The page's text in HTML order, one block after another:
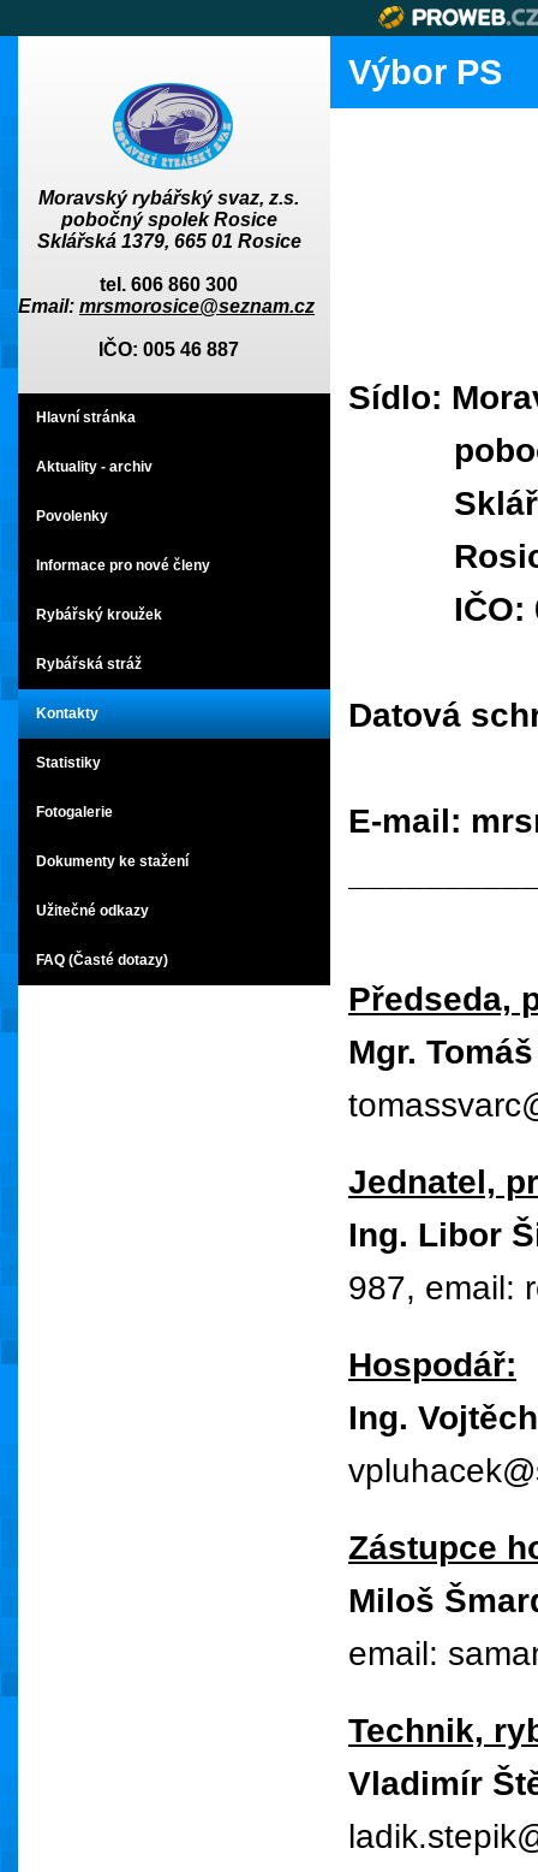
Výbor PS
Sídlo:
Rosice
IČO:
Datová
E-mail:
Předseda,
Mgr.
Jednatel,
Ing. Libor
987, email:
Hospodář:
Ing.
Zástupce
Miloš
email:
Technik,
Vladimír
Moravský rybářský svaz, z.s.
pobočný spolek Rosice
Sklářská1379, 665 01 Rosice
tel. 606 860 300
Email: mrsmorosice@seznam.cz
IČO: 005 46 887
Hlavní stránka
Aktuality - archiv
Povolenky
Informace pro nové členy
Rybářský kroužek
Rybářská stráž
Kontakty
Statistiky
Fotogalerie
Dokumenty ke stažení
Užitečné odkazy
FAQ (Časté dotazy)